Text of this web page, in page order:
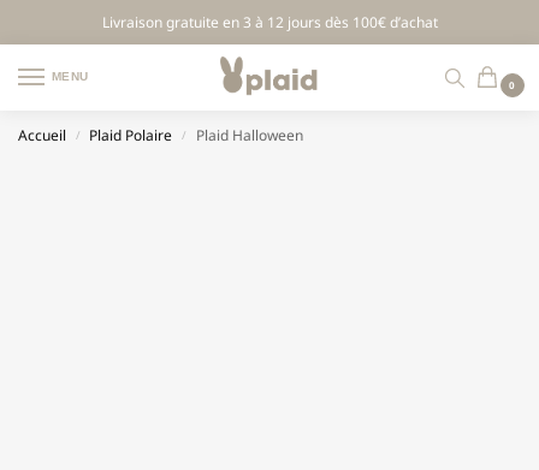
Livraison gratuite en 3 à 12 jours dès 100€ d’achat
MENU
0
Accueil / Plaid Polaire / Plaid Halloween